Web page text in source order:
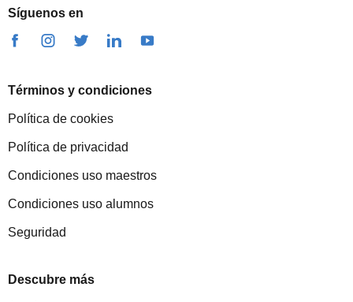
Síguenos en
Términos y condiciones
Política de cookies
Política de privacidad
Condiciones uso maestros
Condiciones uso alumnos
Seguridad
Descubre más